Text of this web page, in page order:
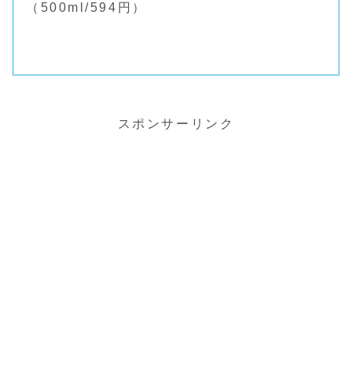
（500ml/594円）
スポンサーリンク